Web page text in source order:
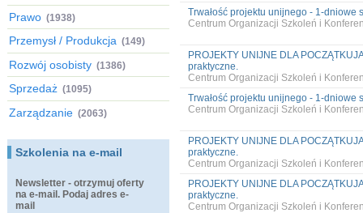
Prawo (1938)
Przemysł / Produkcja (149)
Rozwój osobisty (1386)
Sprzedaż (1095)
Zarządzanie (2063)
Szkolenia na e-mail
Newsletter - otrzymuj oferty
na e-mail. Podaj adres e-
mail
Trwałość projektu unijnego - 1-dniowe
Centrum Organizacji Szkoleń i
PROJEKTY UNIJNE DLA
praktyczne.
Centrum Organizacji Szkoleń i
Trwałość projektu unijnego - 1-dniowe
Centrum Organizacji Szkoleń i
PROJEKTY UNIJNE DLA
praktyczne.
Centrum Organizacji Szkoleń i
PROJEKTY UNIJNE DLA
praktyczne.
Centrum Organizacji Szkoleń i